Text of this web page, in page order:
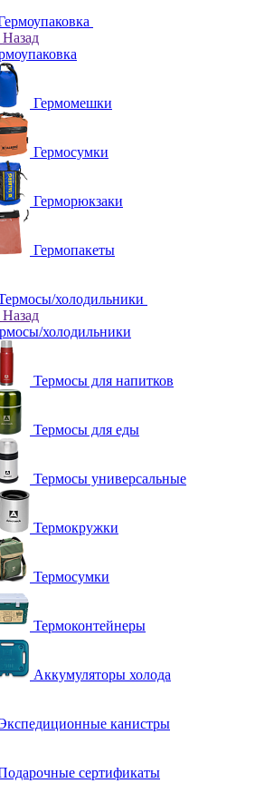
Назад
Гермомешки
Гермосумки
Герморюкзаки
Гермопакеты
холодильники
Назад
холодильники
Термосы для напитков
Термосы для еды
Термосы универсальные
Термокружки
Термосумки
Термоконтейнеры
Аккумуляторы холода
канистры
сертификаты